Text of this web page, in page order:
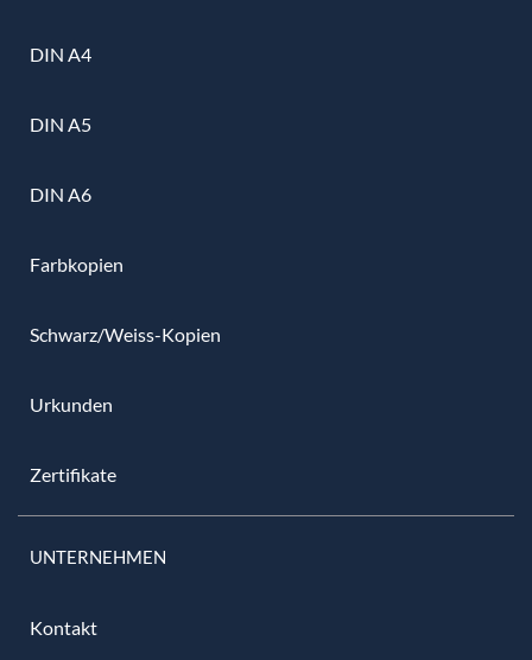
DIN A4
DIN A5
DIN A6
Farbkopien
Schwarz/Weiss-Kopien
Urkunden
Zertifikate
UNTERNEHMEN
Kontakt